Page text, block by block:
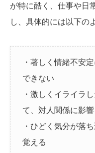
が特に酷く、仕事や日
し、具体的には以下の
・著しく情緒不安
できない
・激しくイライラ
て、対人関係に影
・ひどく気分が落
覚える